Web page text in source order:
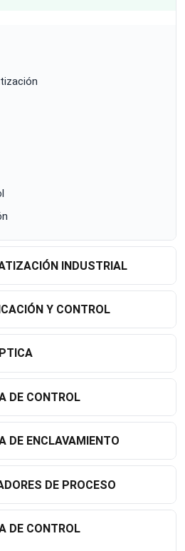
INDUSTRIAL
Y CONTROL
DE CONTROL
DE ENCLAVAMIENTO
DE PROCESO